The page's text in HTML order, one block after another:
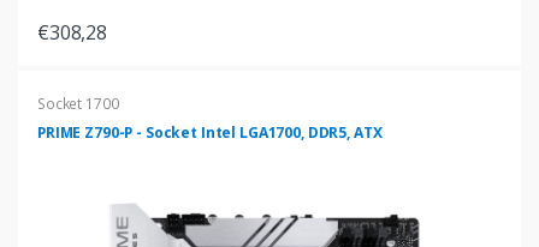
€308,28
Socket 1700
PRIME Z790-P - Socket Intel LGA1700, DDR5, ATX